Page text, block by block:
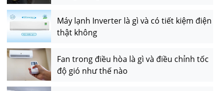
Máy lạnh Inverter là gì và có tiết kiệm điện
thật không
Fan trong điều hòa là gì và điều chỉnh tốc
độ gió như thế nào